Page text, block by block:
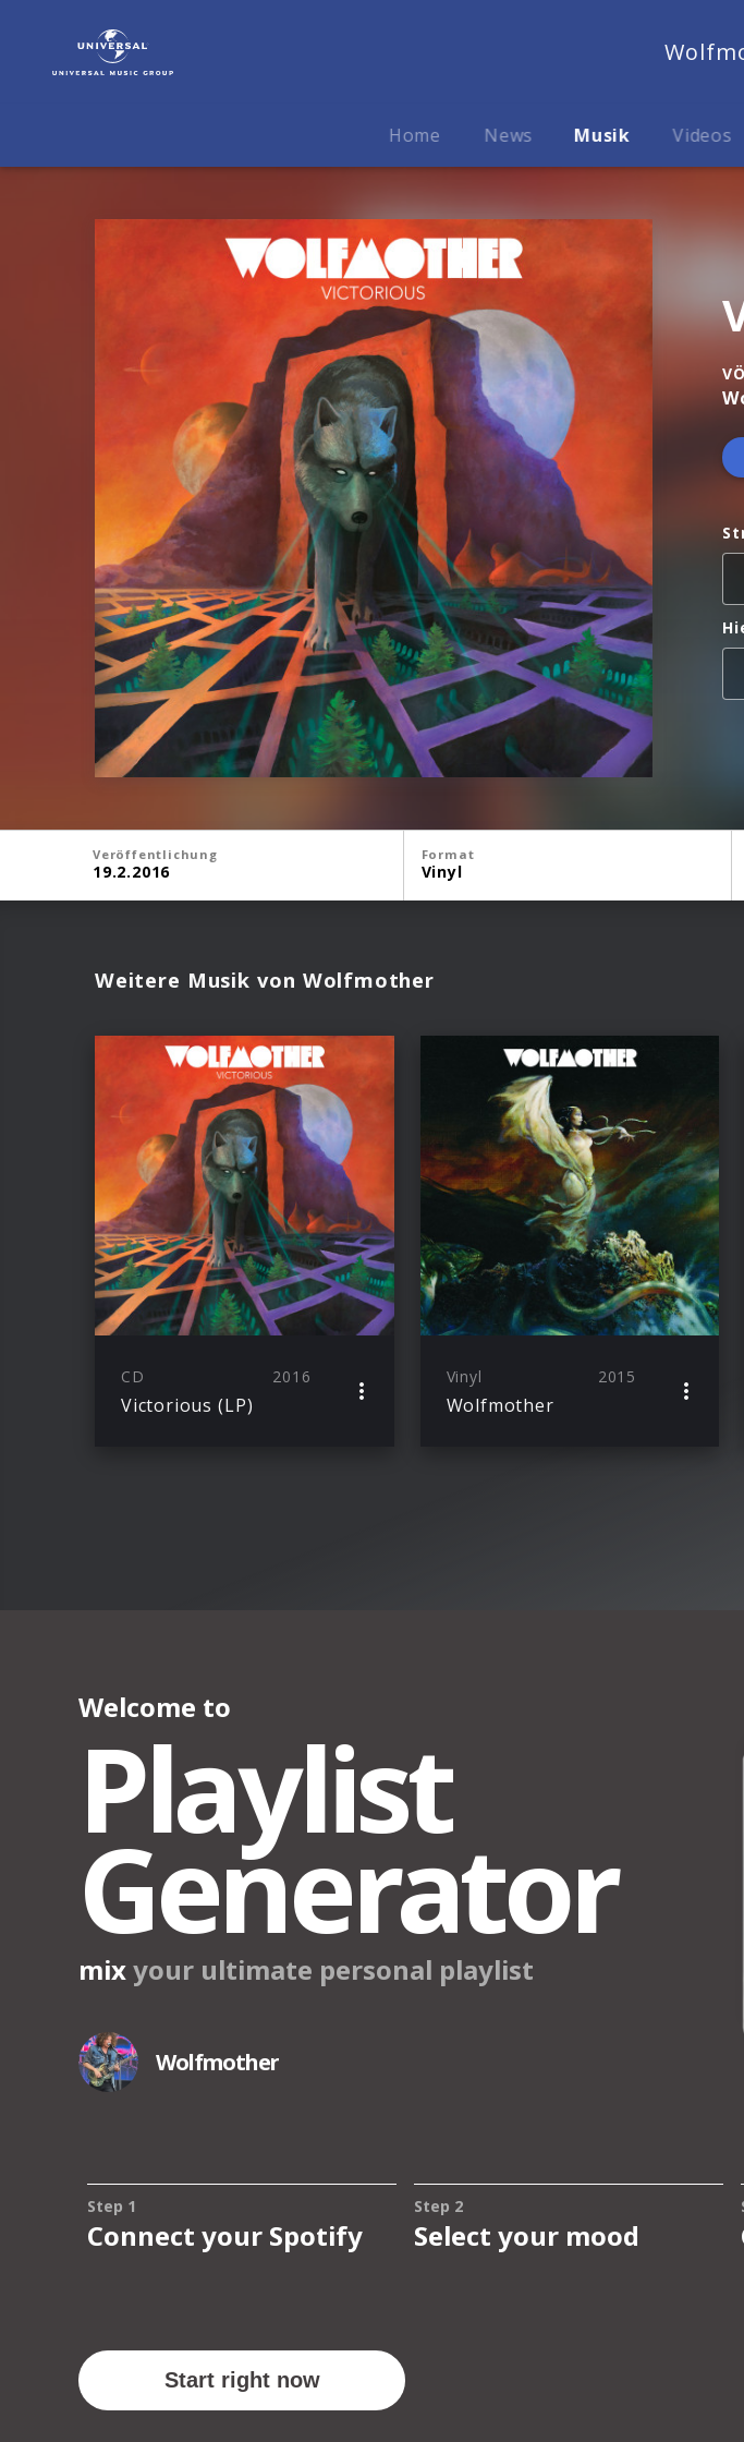
Musik
Home News Musik Videos
Veröffentlichung
19.2.2016
Format
Vinyl
Weitere Musik von Wolfmother
CD 2016
Victorious (LP)
Vinyl 2015
Wolfmother